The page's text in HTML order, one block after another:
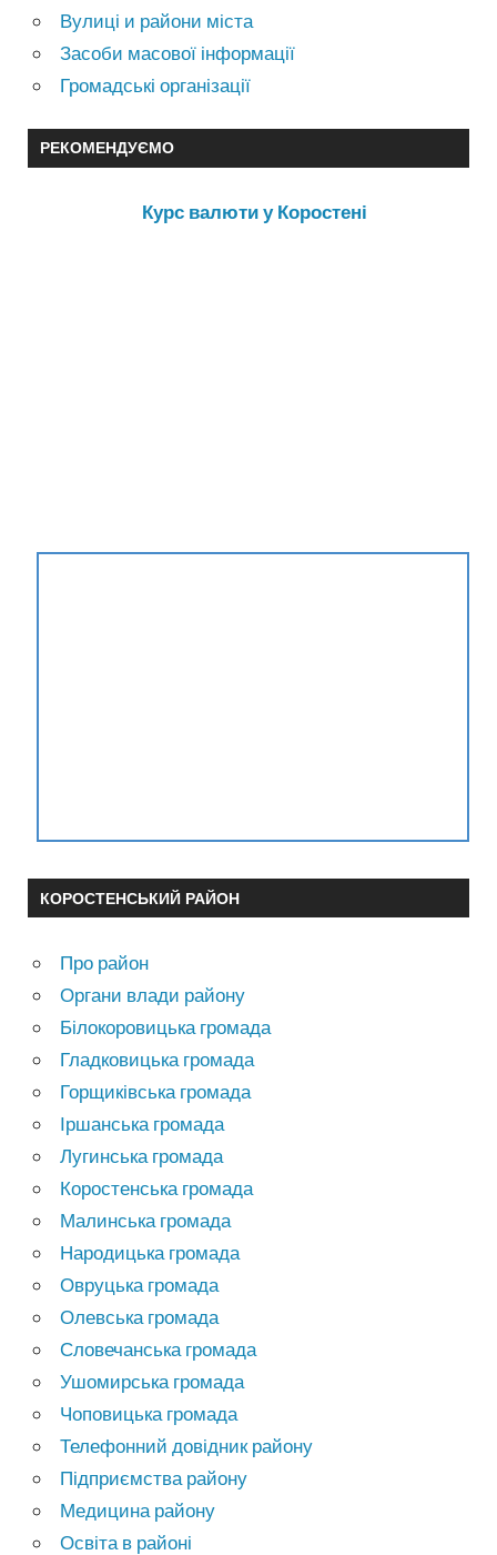
Вулиці и райони міста
Засоби масової інформації
Громадські організації
РЕКОМЕНДУЄМО
Курс валюти у Коростені
КОРОСТЕНСЬКИЙ РАЙОН
Про район
Органи влади району
Білокоровицька громада
Гладковицька громада
Горщиківська громада
Іршанська громада
Лугинська громада
Коростенська громада
Малинська громада
Народицька громада
Овруцька громада
Олевська громада
Словечанська громада
Ушомирська громада
Чоповицька громада
Телефонний довідник району
Підприємства району
Медицина району
Освіта в районі